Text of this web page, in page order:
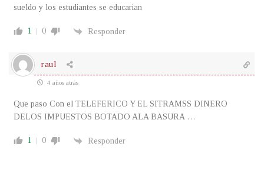
sueldo y los estudiantes se educarian
1 0 Responder
raul
4 años atrás
Que paso Con el TELEFERICO Y EL SITRAMSS DINERO
DELOS IMPUESTOS BOTADO ALA BASURA …
1 0 Responder